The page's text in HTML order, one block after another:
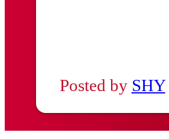
Posted by SHY